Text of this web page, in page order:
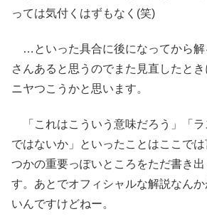
っては気付くはずもなく(笑)
…といった具合に後になってから解
さんあると思うのでまた見直したと
ニヤつこうかと思います。
「これはこういう意味だろう」「ラ
ではないか」といったことはここでは
つかの重要っぽいところをただ書き
す。あとでオフィシャルな解説なん
いんですけどねー。